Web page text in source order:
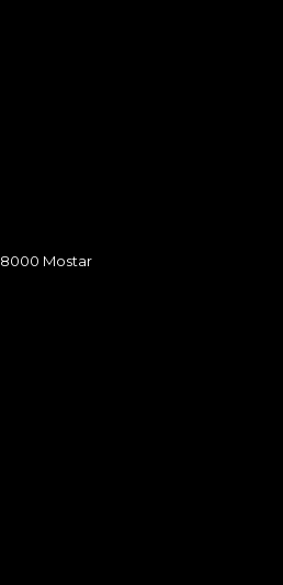
Mostar